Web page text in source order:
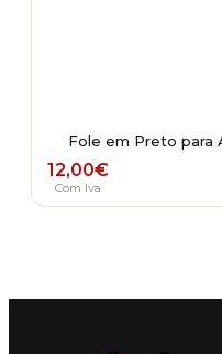
Fole em Preto para
12,00€
Com Iva